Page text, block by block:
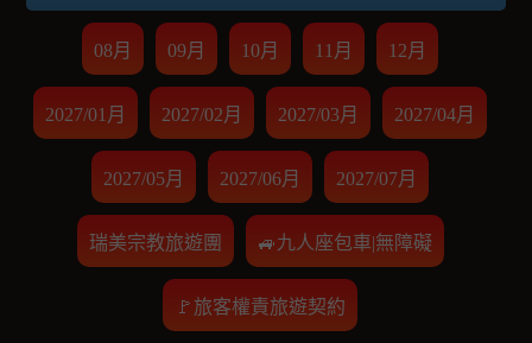
08月 09月 10月 11月 12月
2027/01月 2027/02月 2027/03月 2027/04月
2027/05月 2027/06月 2027/07月
瑞美宗教旅遊團 🚙九人座包車|無障礙
🚩旅客權責旅遊契約